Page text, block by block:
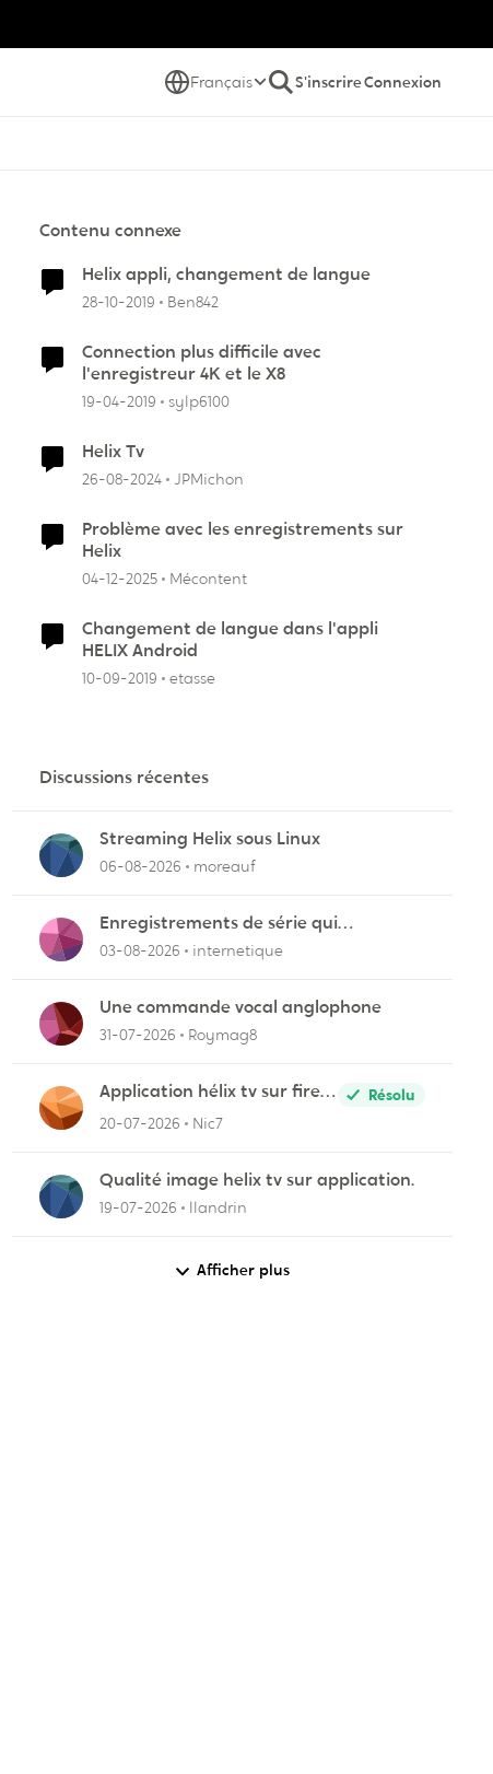
Français S'inscrireConnexion
Contenu connexe
Helix appli, changement de langue
28-10-2019 Ben842
Connection plus difficile avec
l'enregistreur 4K et le X8
19-04-2019 sylp6100
Helix Tv
26-08-2024 JPMichon
Problème avec les enregistrements sur
Helix
04-12-2025 Mécontent
Changement de langue dans l'appli
HELIX Android
10-09-2019 etasse
Discussions récentes
Streaming Helix sous Linux
06-08-2026 moreauf
Enregistrements de série qui
cafouillent
03-08-2026 internetique
Une commande vocal anglophone
31-07-2026 Roymag8
Application hélix tv sur fire
stick
Résolu
20-07-2026
Nic7
Qualité image helix tv sur application.
19-07-2026 llandrin
Afficher plus